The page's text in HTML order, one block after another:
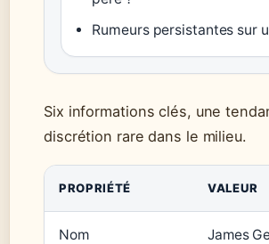
Rumeurs persistantes sur
Six informations clés, une
discrétion rare dans le milieu.
PROPRIÉTÉ VALEUR
Nom James